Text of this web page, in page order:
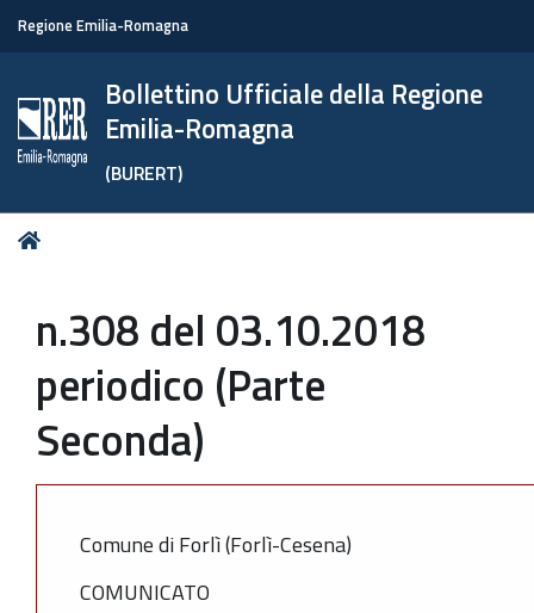
Regione Emilia-Romagna
Bollettino Ufficiale della Regione
Emilia-Romagna
(BURERT)
Tu
n.308 del 03.10.2018
periodico (Parte
Seconda)
Comune di Forlì (Forlì-Cesena)
COMUNICATO